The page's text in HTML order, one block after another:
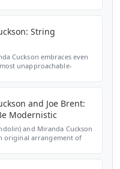
String
Cuckson embraces even
unapproachable-
and Joe Brent:
Modernistic
and Miranda Cuckson
original arrangement of